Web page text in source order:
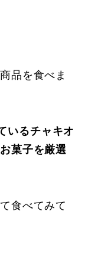
品を食べま
いるチャキオ
菓子を厳選
食べてみて